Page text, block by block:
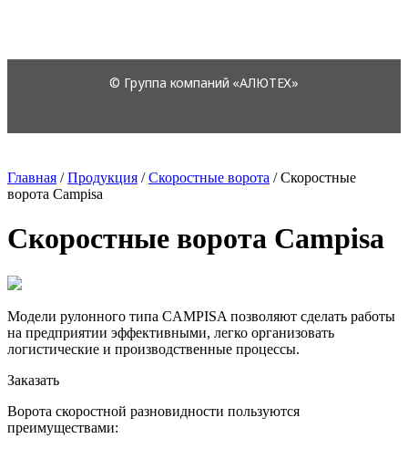
Главная /Продукция /Скоростные ворота /Скоростные
ворота Campisa
Скоростные ворота Campisa
Модели рулонного типа CAMPISA позволяют сделать работы
на предприятии эффективными, легко организовать
логистические и производственные процессы.
Заказать
Ворота скоростной разновидности пользуются
преимуществами: